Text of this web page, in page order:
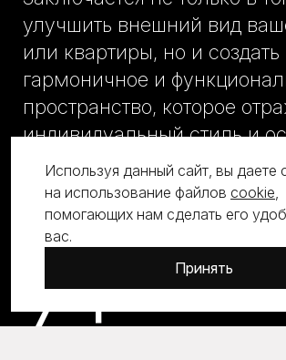
улучшить внешний вид
или квартиры, но и создать
гармоничное и
пространство, которое
индивидуальный стиль и
незабываемые впечатления.
7+
Используя данный сайт, вы даете
на использование файлов cookie,
помогающих нам сделать его
вас.
Принять